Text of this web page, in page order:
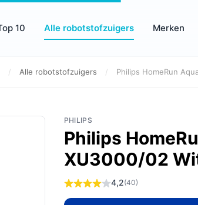
10 Alle robotstofzuigers Merken
/ Alle robotstofzuigers / Philips HomeRun
PHILIPS
Philips
XU3000/02
4,2(40)